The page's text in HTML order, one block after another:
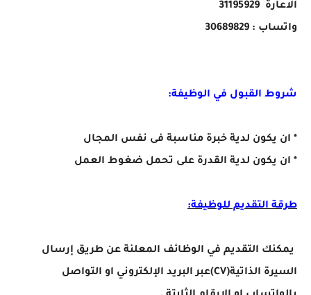
الاعارة 31195929
واتساب : 30689829
شروط القبول في الوظيفة:
* ان يكون لدية خبرة مناسبة فى نفس المجال
* ان يكون لدية القدرة على تحمل ضغوط العمل
طرقة التقديم للوظيفة:
يمكنك التقديم في الوظائف المعلنة عن طريق إرسال
السيرة الذاتية(CV)عبر البريد الإلكتروني او التواصل